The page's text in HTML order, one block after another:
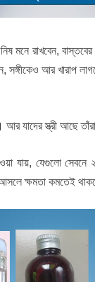
মনে রাখবেন, বাস্তবের
সঙ্গীকেও আর খারাপ
যাদের স্ত্রী আছে
যায়, যেগুলো
ক্ষমতা কমতেই